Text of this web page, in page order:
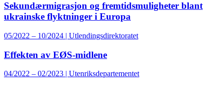
Sekundærmigrasjon og fremtidsmuligheter blant
ukrainske flyktninger i Europa
05/2022 – 10/2024 | Utlendingsdirektoratet
Effekten av EØS-midlene
04/2022 – 02/2023 | Utenriksdepartementet